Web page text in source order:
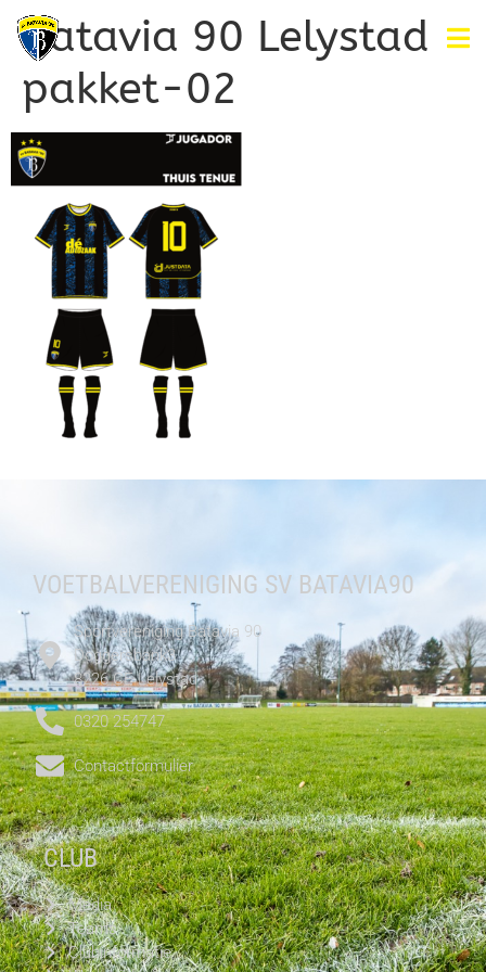
Batavia 90 Lelystad
pakket-02
VOETBALVERENIGING SV BATAVIA90
Sportvereniging Batavia 90
Doggersbank3
8226 CE Lelystad
0320 254747
Contactformulier
CLUB
Media
Teams
Clubinformatie